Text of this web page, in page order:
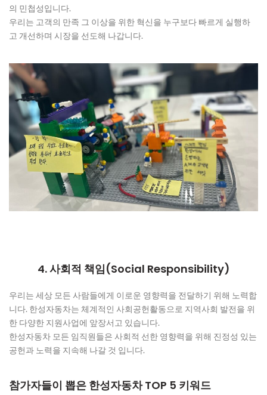
의 민첩성입니다.
우리는 고객의 만족 그 이상을 위한 혁신을 누구보다 빠르게 실행하
고 개선하며 시장을 선도해 나갑니다.
4. 사회적 책임(Social Responsibility)
우리는 세상 모든 사람들에게 이로운 영향력을 전달하기 위해 노력합
니다. 한성자동차는 체계적인 사회공헌활동으로 지역사회 발전을 위
한 다양한 지원사업에 앞장서고 있습니다.
한성자동차 모든 임직원들은 사회적 선한 영향력을 위해 진정성 있는
공헌과 노력을 지속해 나갈 것 입니다.
참가자들이 뽑은 한성자동차 TOP 5 키워드